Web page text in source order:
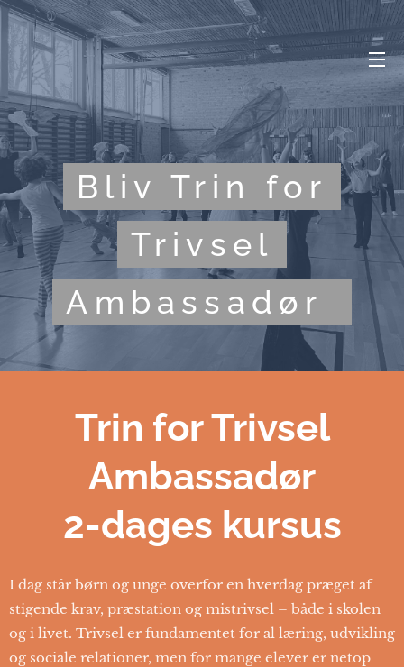
Bliv Trin for
Trivsel
Ambassadør
Trin for Trivsel
Ambassadør
2-dages kursus
I dag står børn og unge overfor en hverdag præget af
stigende krav, præstation og mistrivsel – både i skolen
og i livet. Trivsel er fundamentet for al læring, udvikling
og sociale relationer, men for mange elever er netop